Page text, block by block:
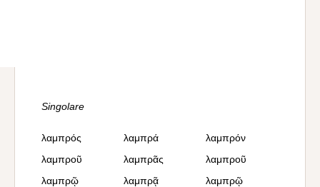
Singolare
λαμπρός λαμπρά
λαμπρόν
λαμπροῦ
λαμπρᾶς
λαμπροῦ
λαμπρῷ
λαμπρᾷ
λαμπρῷ